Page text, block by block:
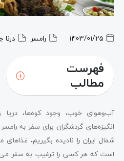
1403/01/25 رامسر
فهرست
مطالب
آب‌وهوای خوب، وجود کوه‌ها،
انگیزه‌های گردشگران برای سفر به
شمال ایران را نادیده بگیریم،
است که هر کسی را ترغیب به سفر